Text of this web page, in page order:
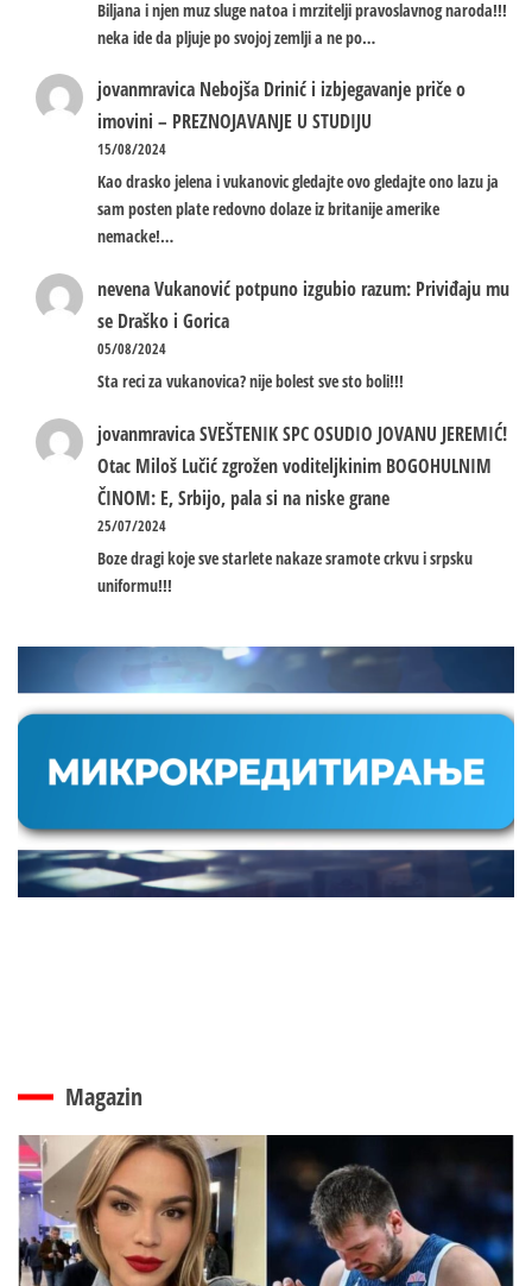
Biljana i njen muz sluge natoa i mrzitelji pravoslavnog naroda!!!
neka ide da pljuje po svojoj zemlji a ne po…
jovanmravica Nebojša Drinić i izbjegavanje priče o
imovini – PREZNOJAVANJE U STUDIJU
15/08/2024
Kao drasko jelena i vukanovic gledajte ovo gledajte ono lazu ja
sam posten plate redovno dolaze iz britanije amerike
nemacke!…
nevenaVukanović potpuno izgubio razum: Priviđaju mu
se Draško i Gorica
05/08/2024
Sta reci za vukanovica? nije bolest sve sto boli!!!
jovanmravicaSVEŠTENIK SPC OSUDIO JOVANU JEREMIĆ!
Otac Miloš Lučić zgrožen voditeljkinim BOGOHULNIM
ČINOM: E, Srbijo, pala si na niske grane
25/07/2024
Boze dragi koje sve starlete nakaze sramote crkvu i srpsku
uniformu!!!
Magazin